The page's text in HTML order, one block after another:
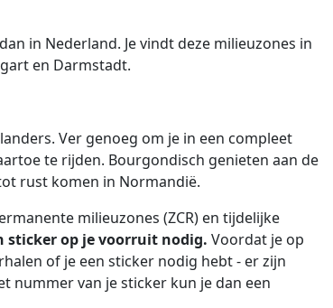
in Nederland. Je vindt deze milieuzones in
en Darmstadt.
Ver genoeg om je in een compleet
te rijden. Bourgondisch genieten aan de
rust komen in Normandië.
milieuzones (ZCR) en tijdelijke
sticker op je voorruit nodig. Voordat je op
of je een sticker nodig hebt - er zijn
nummer van je sticker kun je dan een